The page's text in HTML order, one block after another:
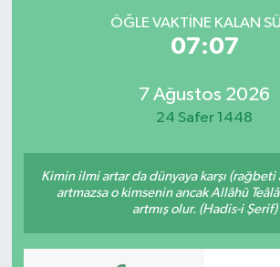
ÖĞLE VAKTİNE KALAN
07:07
7 Ağustos 2026
24 Safer 1448
Kimin ilmi artar da dünyaya karşı (rağbeti
artmazsa o kimsenin ancak Allâhü
artmış olur. (Hadis-i Şerif)
Süper Lig Puan Durumu ve
Son Dakika Haberleri
Haber Arşivi